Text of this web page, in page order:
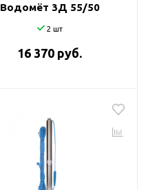
Водомёт 3Д 55/50
2 шт
16 370 руб.